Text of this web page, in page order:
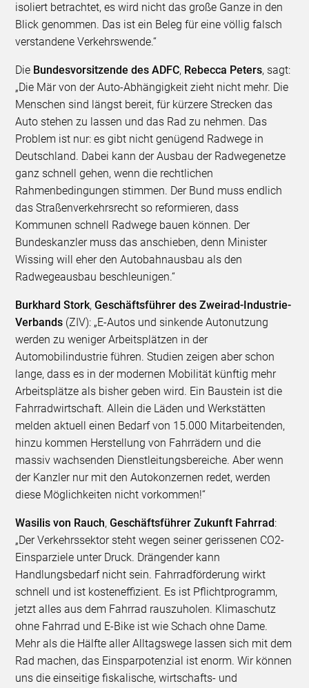
isoliert betrachtet, es wird nicht das große Ganze in den
Blick genommen. Das ist ein Beleg für eine völlig falsch
verstandene Verkehrswende.“
Die Bundesvorsitzende des ADFC, Rebecca Peters, sagt:
„Die Mär von der Auto-Abhängigkeit zieht nicht mehr. Die
Menschen sind längst bereit, für kürzere Strecken das
Auto stehen zu lassen und das Rad zu nehmen. Das
Problem ist nur: es gibt nicht genügend Radwege in
Deutschland. Dabei kann der Ausbau der Radwegenetze
ganz schnell gehen, wenn die rechtlichen
Rahmenbedingungen stimmen. Der Bund muss endlich
das Straßenverkehrsrecht so reformieren, dass
Kommunen schnell Radwege bauen können. Der
Bundeskanzler muss das anschieben, denn Minister
Wissing will eher den Autobahnausbau als den
Radwegeausbau beschleunigen.“
Burkhard Stork,Geschäftsführer des Zweirad-Industrie-
Verbands (ZIV): „E-Autos und sinkende Autonutzung
werden zu weniger Arbeitsplätzen in der
Automobilindustrie führen. Studien zeigen aber schon
lange, dass es in der modernen Mobilität künftig mehr
Arbeitsplätze als bisher geben wird. Ein Baustein ist die
Fahrradwirtschaft. Allein die Läden und Werkstätten
melden aktuell einen Bedarf von 15.000 Mitarbeitenden,
hinzu kommen Herstellung von Fahrrädern und die
massiv wachsenden Dienstleitungsbereiche. Aber wenn
der Kanzler nur mit den Autokonzernen redet, werden
diese Möglichkeiten nicht vorkommen!“
Wasilis von Rauch,Geschäftsführer Zukunft Fahrrad:
„Der Verkehrssektor steht wegen seiner gerissenen CO2-
Einsparziele unter Druck. Drängender kann
Handlungsbedarf nicht sein. Fahrradförderung wirkt
schnell und ist kosteneffizient. Es ist Pflichtprogramm,
jetzt alles aus dem Fahrrad rauszuholen. Klimaschutz
ohne Fahrrad und E-Bike ist wie Schach ohne Dame.
Mehr als die Hälfte aller Alltagswege lassen sich mit dem
Rad machen, das Einsparpotenzial ist enorm. Wir können
uns die einseitige fiskalische, wirtschafts- und